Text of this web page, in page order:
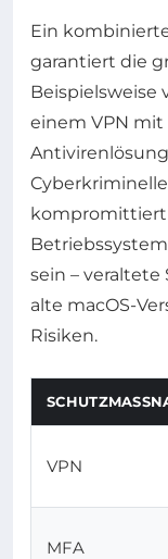
Ein
garantiert die
Beispielsweise
einem VPN
kompromittiert
sein –
alte macOS-
Risiken.
VPN
MFA